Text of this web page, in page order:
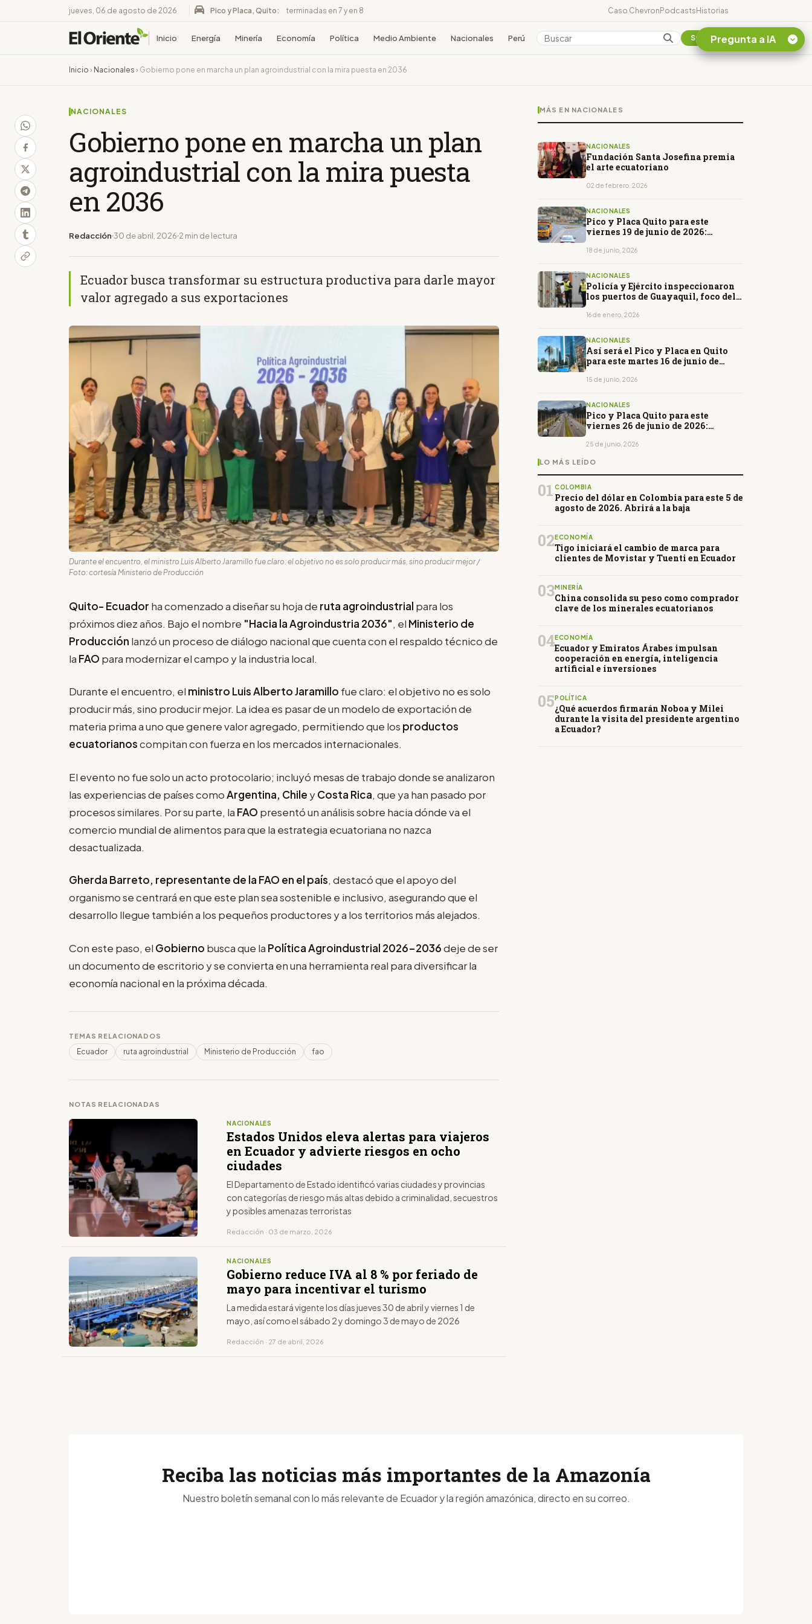
jueves, 06 de agosto de 2026 Pico y Placa, Quito: terminadas en 7 y en 8 Caso ChevronPodcastsHistorias
Inicio Energía Minería Economía Política Medio Ambiente Nacionales Perú Colombia Suscribirse
Inicio › Nacionales › Gobierno pone en marcha un plan agroindustrial con la mira puesta en 2036
NACIONALES
Gobierno pone en marcha un plan
agroindustrial con la mira puesta
en 2036
Redacción 30 de abril, 2026 2 min de lectura
Ecuador busca transformar su estructura productiva para darle mayor
valor agregado a sus exportaciones
Durante el encuentro, el ministro Luis Alberto Jaramillo fue claro: el objetivo no es solo producir más, sino producir mejor /
Foto: cortesía Ministerio de Producción
Quito- Ecuador ha comenzado a diseñar su hoja de ruta agroindustrial para los
próximos diez años. Bajo el nombre "Hacia la Agroindustria 2036", el Ministerio de
Producción lanzó un proceso de diálogo nacional que cuenta con el respaldo técnico de
la FAO para modernizar el campo y la industria local.
Durante el encuentro, el ministro Luis Alberto Jaramillo fue claro: el objetivo no es solo
producir más, sino producir mejor. La idea es pasar de un modelo de exportación de
materia prima a uno que genere valor agregado, permitiendo que los productos
ecuatorianoscompitan con fuerza en los mercados internacionales.
El evento no fue solo un acto protocolario; incluyó mesas de trabajo donde se analizaron
las experiencias de países comoArgentina, Chile yCosta Rica, que ya han pasado por
procesos similares. Por su parte, la FAO presentó un análisis sobre hacia dónde va el
comercio mundial de alimentos para que la estrategia ecuatoriana no nazca
desactualizada.
Gherda Barreto, representante de la FAO en el país, destacó que el apoyo del
organismo se centrará en que este plan sea sostenible e inclusivo, asegurando que el
desarrollo llegue también a los pequeños productores y a los territorios más alejados.
Con este paso, el Gobierno busca que la Política Agroindustrial 2026-2036deje de ser
un documento de escritorio y se convierta en una herramienta real para diversificar la
economía nacional en la próxima década.
TEMAS RELACIONADOS
Ecuador ruta agroindustrial Ministerio de Producción fao
NOTAS RELACIONADAS
NACIONALES
Estados Unidos eleva alertas para viajeros
en Ecuador y advierte riesgos en ocho
ciudades
El Departamento de Estado identificó varias ciudades y provincias
con categorías de riesgo más altas debido a criminalidad, secuestros
y posibles amenazas terroristas
Redacción · 03 de marzo, 2026
NACIONALES
Gobierno reduce IVA al 8 % por feriado de
mayo para incentivar el turismo
La medida estará vigente los días jueves 30 de abril y viernes 1 de
mayo, así como el sábado 2 y domingo 3 de mayo de 2026
Redacción · 27 de abril, 2026
MÁS EN NACIONALES
NACIONALES
Fundación Santa Josefina premia
el arte ecuatoriano
02 de febrero, 2026
NACIONALES
Pico y Placa Quito para este
viernes 19 de junio de 2026:
18 de junio, 2026
NACIONALES
Policía y Ejército inspeccionaron
los puertos de Guayaquil, foco del
16 de enero, 2026
NACIONALES
Así será el Pico y Placa en Quito
para este martes 16 de junio de
15 de junio, 2026
NACIONALES
Pico y Placa Quito para este
viernes 26 de junio de 2026:
25 de junio, 2026
LO MÁS LEÍDO
01 COLOMBIA
Precio del dólar en Colombia para este 5 de
agosto de 2026. Abrirá a la baja
02 ECONOMÍA
Tigo iniciará el cambio de marca para
clientes de Movistar y Tuenti en Ecuador
03MINERÍA
China consolida su peso como comprador
clave de los minerales ecuatorianos
04ECONOMÍA
Ecuador y Emiratos Árabes impulsan
cooperación en energía, inteligencia
artificial e inversiones
05 POLÍTICA
¿Qué acuerdos firmarán Noboa y Milei
durante la visita del presidente argentino
a Ecuador?
Pregunta a IA
Reciba las noticias más importantes de la Amazonía
Nuestro boletín semanal con lo más relevante de Ecuador y la región amazónica, directo en su correo.